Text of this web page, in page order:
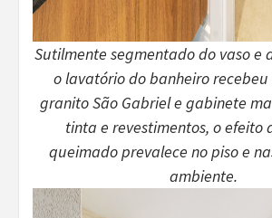
Sutilmente segmentado do vaso e
o lavatório do banheiro
granito São Gabriel e gabinete
tinta e revestimentos, o efeito
queimado prevalece no piso e
ambiente.